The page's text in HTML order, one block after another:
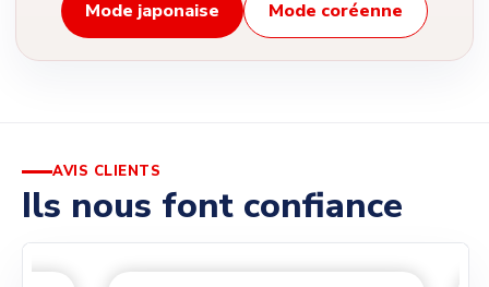
Mode japonaise Mode coréenne
AVIS CLIENTS
Ils nous font confiance